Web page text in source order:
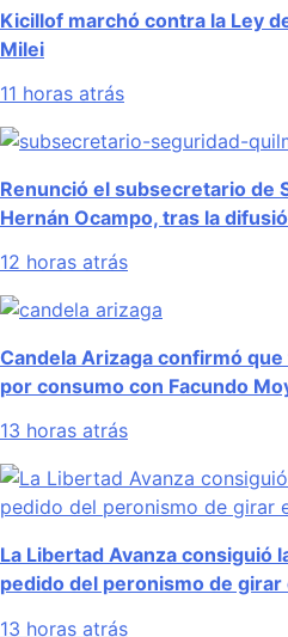
Kicillof marchó contra la Ley
Milei
11 horas atrás
Renunció el subsecretario de
Hernán Ocampo, tras la
12 horas atrás
Candela Arizaga confirmó
por consumo con Facundo
13 horas atrás
La Libertad Avanza consiguió
pedido del peronismo de
13 horas atrás